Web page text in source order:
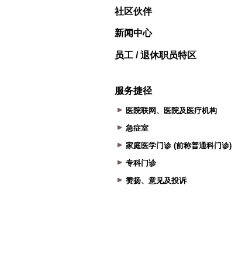
社区伙伴
新闻中心
员工 / 退休职员特区
服务捷径
医院联网、医院及医疗机构
急症室
家庭医学门诊 (前称普通科门诊)
专科门诊
赞扬、意见及投诉